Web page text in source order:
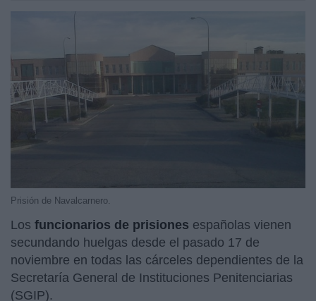
Prisión de Navalcarnero.
Los funcionarios de prisiones españolas vienen
secundando huelgas desde el pasado 17 de
noviembre en todas las cárceles dependientes de la
Secretaría General de Instituciones Penitenciarias
(SGIP).